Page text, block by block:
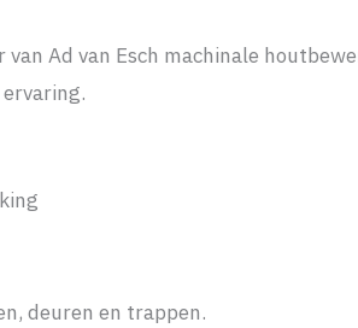
Ad van Esch machinale
deuren en trappen.